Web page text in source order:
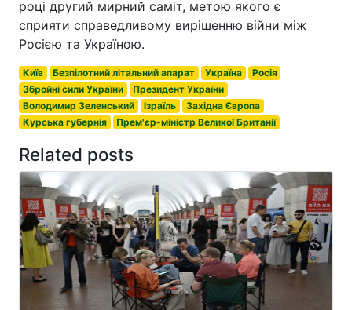
році другий мирний саміт, метою якого є
сприяти справедливому вирішенню війни між
Росією та Україною.
Київ Безпілотний літальний апарат Україна
Росія
Збройні сили України
Президент України
Володимир Зеленський
Ізраїль
Західна Європа
Курська губернія
Прем'єр-міністр Великої Британії
Related posts